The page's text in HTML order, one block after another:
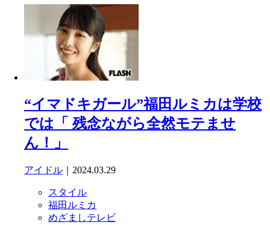
“イマドキガール”福田ルミカは学校
では「 残念ながら全然モテませ
ん！」
アイドル ｜2024.03.29
スタイル
福田ルミカ
めざましテレビ